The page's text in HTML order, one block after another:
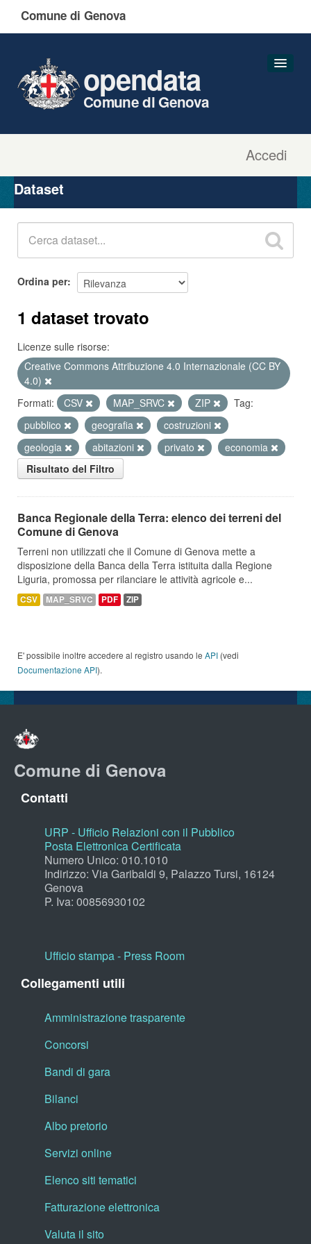
Comune di Genova
Accedi
opendata
Comune di Genova
Organizzazioni
Gruppi
Dataset
Ordina per
1 dataset trovato
Licenze sulle risorse:
Creative Commons Attribuzione 4.0 Internazionale (CC BY
4.0)
Formati:
CSV MAP_SRVC ZIP
Tag:
pubblico
geografia
costruzioni
geologia
abitazioni privato
economia
Risultato del Filtro
Banca Regionale della Terra: elenco dei terreni del
Comune di Genova
Terreni non utilizzati che il Comune di Genova mette a
disposizione della Banca della Terra istituita dalla Regione
Liguria, promossa per rilanciare le attività agricole e...
CSV MAP_SRVC PDF ZIP
E' possibile inoltre accedere al registro usando le API (vedi
Documentazione API).
Comune di Genova
Contatti
URP - Ufficio Relazioni con il Pubblico
Posta Elettronica Certificata
Numero Unico: 010.1010
Indirizzo: Via Garibaldi 9, Palazzo Tursi, 16124
Genova
P. Iva: 00856930102
Ufficio stampa - Press Room
Collegamenti utili
Amministrazione trasparente
Concorsi
Bandi di gara
Bilanci
Albo pretorio
Servizi online
Elenco siti tematici
Fatturazione elettronica
Valuta il sito